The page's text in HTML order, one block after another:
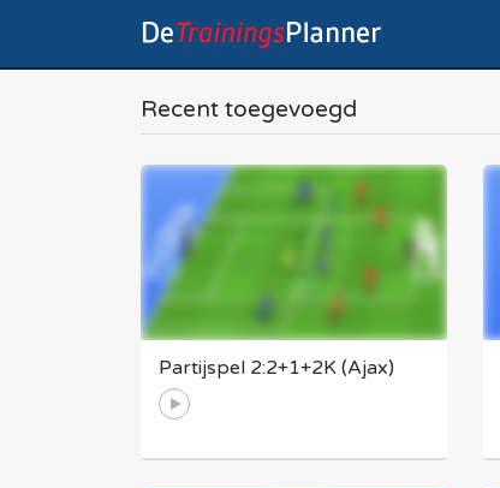
Recent toegevoegd
Partijspel 2:2+1+2K (Ajax)